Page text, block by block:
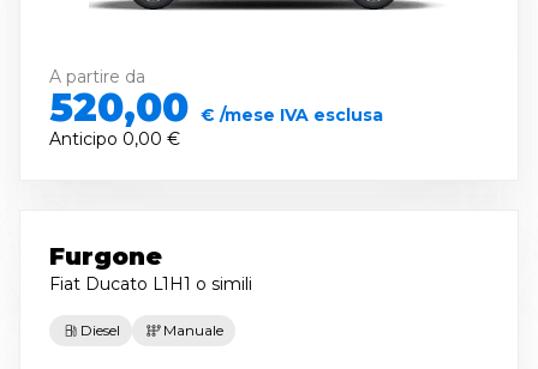
A partire da
520,00 € /mese IVA esclusa
Anticipo 0,00 €
Furgone
Fiat Ducato L1H1 o simili
Diesel Manuale